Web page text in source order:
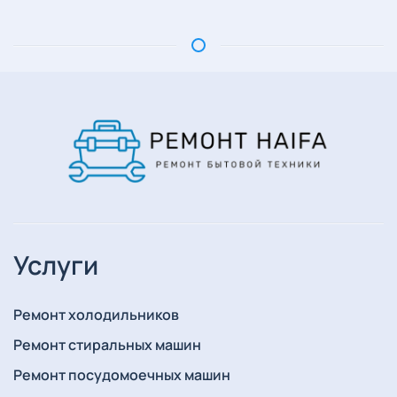
Услуги
Ремонт холодильников
Ремонт стиральных машин
Ремонт посудомоечных машин